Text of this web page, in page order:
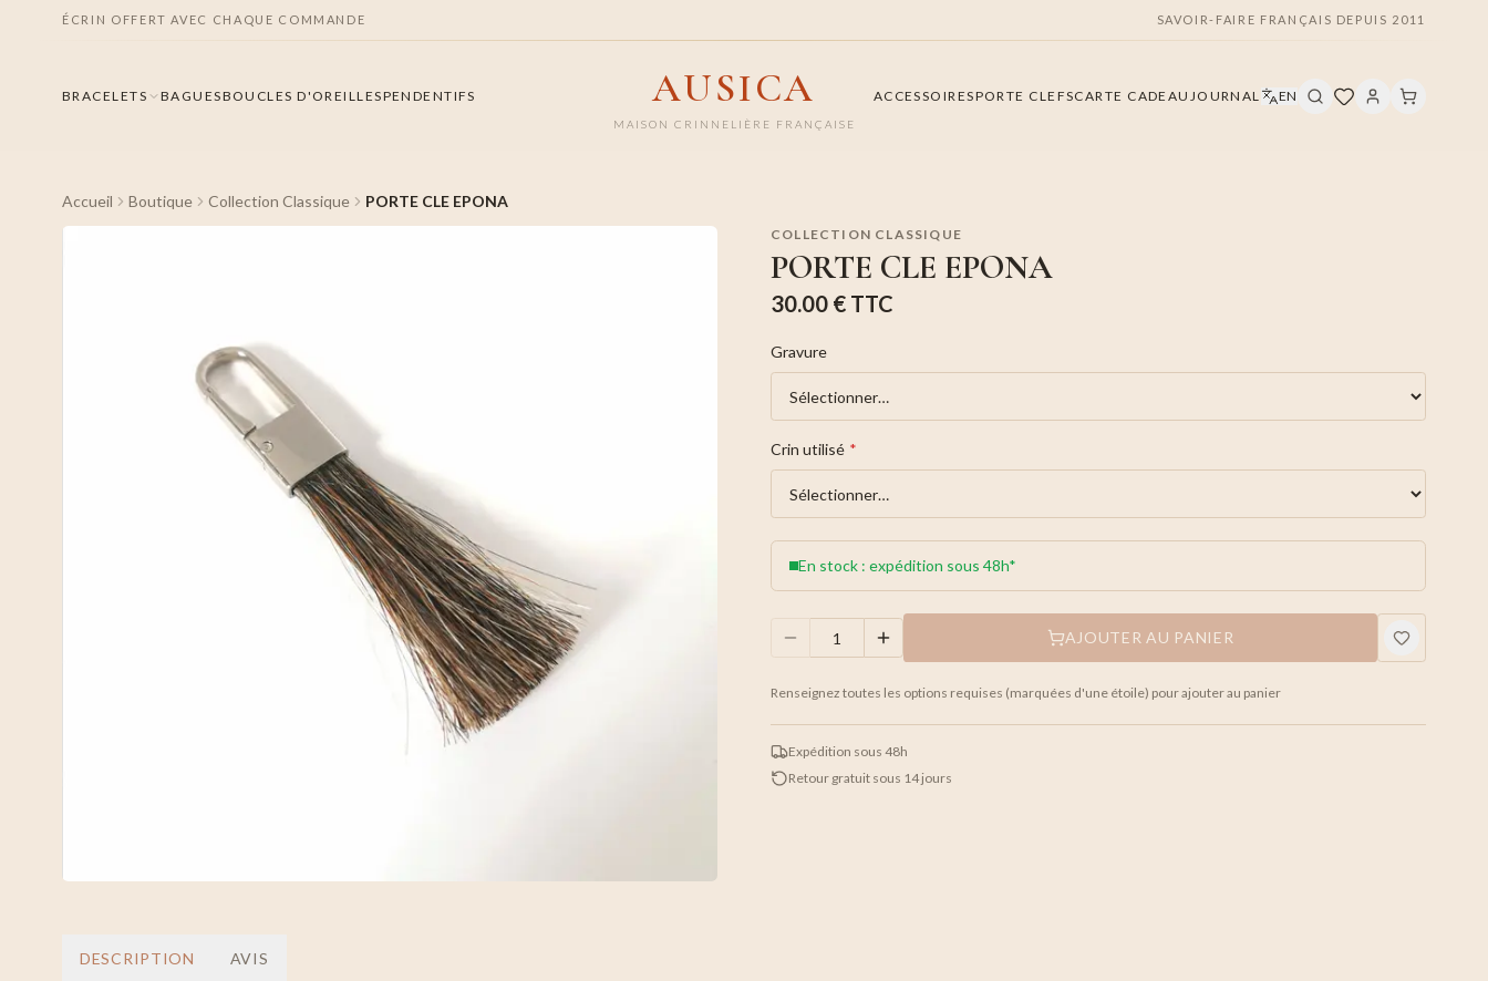
ÉCRIN OFFERT AVEC CHAQUE COMMANDE SAVOIR-FAIRE FRANÇAIS DEPUIS 2011
BRACELETS BAGUESBOUCLES D'OREILLESPENDENTIFS AUSICA
MAISON CRINNELIÈRE FRANÇAISE
ACCESSOIRESPORTE CLEFSCARTE CADEAU JOURNAL EN
Accueil Boutique Collection Classique PORTE CLE EPONA
COLLECTION CLASSIQUE
PORTE CLE EPONA
30.00 € TTC
Gravure
Crin utilisé *
En stock : expédition sous 48h*
AJOUTER AU PANIER
Renseignez toutes les options requises (marquées d'une étoile) pour ajouter au panier
Expédition sous 48h
Retour gratuit sous 14 jours
DESCRIPTION AVIS